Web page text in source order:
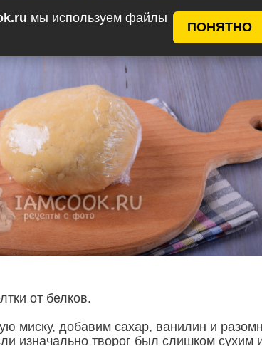
мы используем файлы
ПОНЯТНО
от белков.
миску, добавим сахар, ванилин и
изначально творог был слишком сухим